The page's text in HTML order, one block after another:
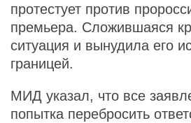
протестует против
премьера. Сложившаяся
ситуация и вынудила его
границей.
МИД указал, что все
попытка перебросить